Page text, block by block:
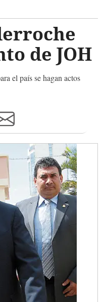
de JOH
el país se hagan actos